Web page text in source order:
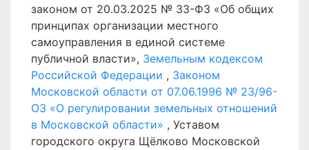
законом от 20.03.2025 № 33-ФЗ «Об общих
принципах организации местного
самоуправления в единой системе
публичной власти», Земельным кодексом
Российской Федерации , Законом
Московской области от 07.06.1996 № 23/96-
ОЗ «О регулировании земельных отношений
в Московской области» , Уставом
городского округа Щёлково Московской